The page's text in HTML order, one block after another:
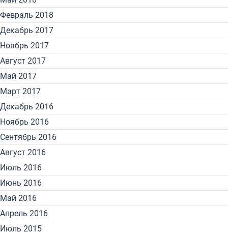
Февраль 2018
Декабрь 2017
Ноябрь 2017
Август 2017
Май 2017
Март 2017
Декабрь 2016
Ноябрь 2016
Сентябрь 2016
Август 2016
Июль 2016
Июнь 2016
Май 2016
Апрель 2016
Июль 2015